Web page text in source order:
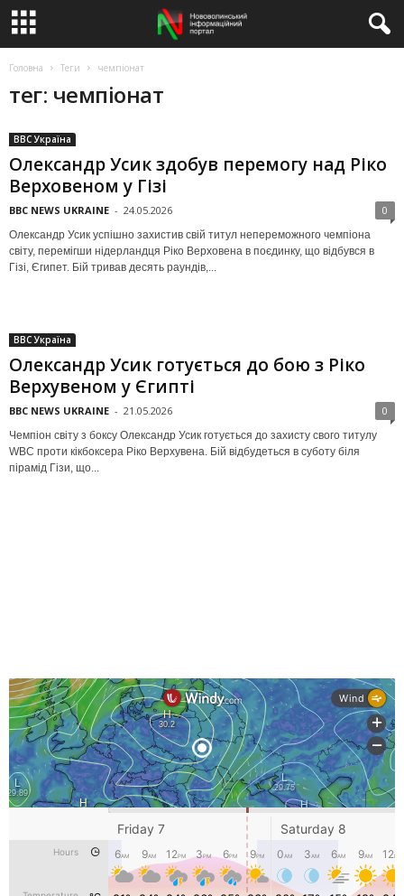
Головна Теги чемпіонат
тег: чемпіонат
BBC Україна
Олександр Усик здобув перемогу над Ріко
Верховеном у Гізі
BBC NEWS UKRAINE - 24.05.2026 0
Олександр Усик успішно захистив свій титул непереможного чемпіона
світу, перемігши нідерландця Ріко Верховена в поєдинку, що відбувся в
Гізі, Єгипет. Бій тривав десять раундів,...
BBC Україна
Олександр Усик готується до бою з Ріко
Верхувеном у Єгипті
BBC NEWS UKRAINE - 21.05.2026 0
Чемпіон світу з боксу Олександр Усик готується до захисту свого титулу
WBC проти кікбоксера Ріко Верхувена. Бій відбудеться в суботу біля
пірамід Гізи, що...